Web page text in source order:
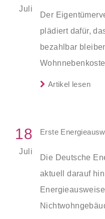
Juli
Der
plädiert dafür,
bezahlbar
der Verein in
Deutschlands in
Artikel lesen
18
Juli
Die Deutsche
aktuell darauf